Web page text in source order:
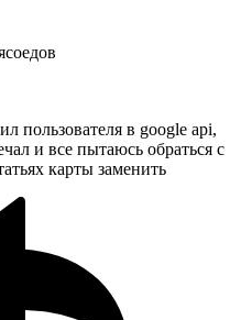
пользователя в google api,
и все пытаюсь обраться с
карты заменить